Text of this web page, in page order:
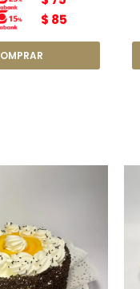
$ 85
y Durazno
N6
22cm
1,8kg